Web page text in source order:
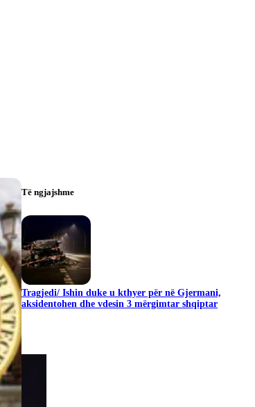
Të ngjajshme
Tragjedi/ Ishin duke u kthyer për në Gjermani,
aksidentohen dhe vdesin 3 mërgimtar shqiptar